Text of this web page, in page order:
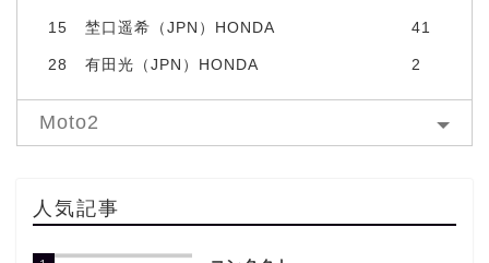
15 埜口遥希（JPN）HONDA 41
28 有田光（JPN）HONDA 2
Moto2
人気記事